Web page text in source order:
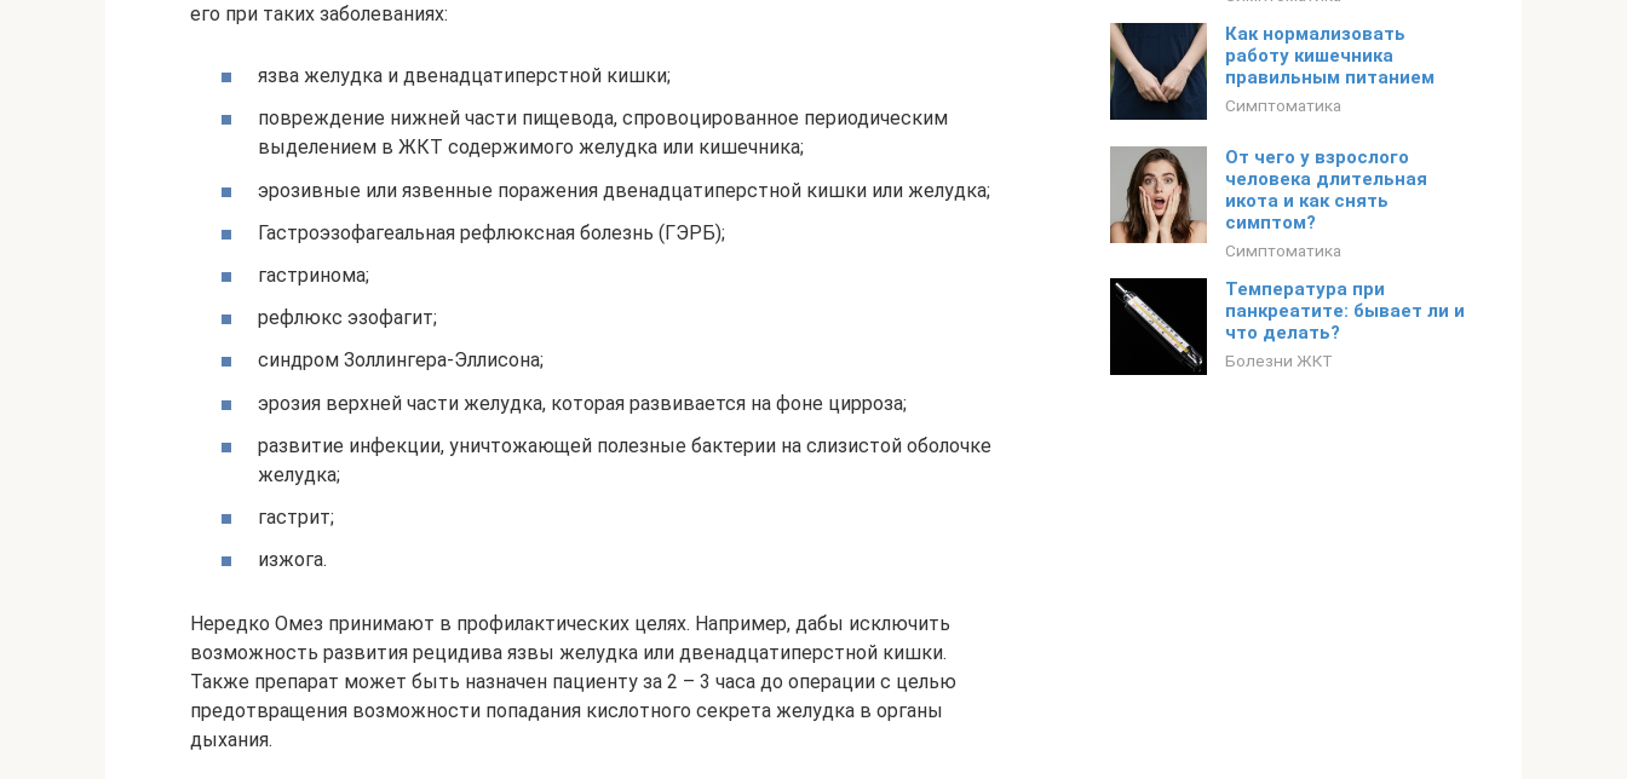
его при таких заболеваниях:
язва желудка и двенадцатиперстной кишки;
повреждение нижней части пищевода, спровоцированное периодическим
выделением в ЖКТ содержимого желудка или кишечника;
эрозивные или язвенные поражения двенадцатиперстной кишки или желудка;
Гастроэзофагеальная рефлюксная болезнь (ГЭРБ);
гастринома;
рефлюкс эзофагит;
синдром Золлингера-Эллисона;
эрозия верхней части желудка, которая развивается на фоне цирроза;
развитие инфекции, уничтожающей полезные бактерии на слизистой оболочке
желудка;
гастрит;
изжога.
Нередко Омез принимают в профилактических целях. Например, дабы исключить
возможность развития рецидива язвы желудка или двенадцатиперстной кишки.
Также препарат может быть назначен пациенту за 2 – 3 часа до операции с целью
предотвращения возможности попадания кислотного секрета желудка в органы
дыхания.
Как нормализовать
работу кишечника
правильным питанием
Симптоматика
От чего у взрослого
человека длительная
икота и как снять
симптом?
Симптоматика
Температура при
панкреатите: бывает ли и
что делать?
Болезни ЖКТ